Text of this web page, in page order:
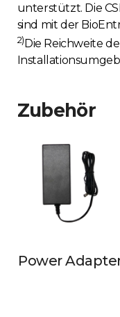
unterstützt. Die
sind mit der
2) Die Reichweite
Zubehör
Power